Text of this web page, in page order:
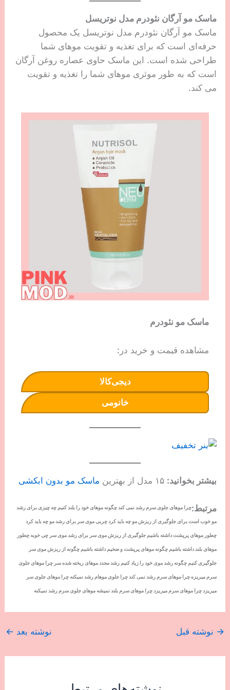
ماسک مو آرگان نئودرم مدل نوتریسل
ماسک مو آرگان نئودرم مدل نوتریسل یک محصول
حرفه‌ای است که برای تغذیه و تقویت موهای شما
طراحی شده است. این ماسک حاوی عصاره روغن آرگان
است که به طور موثری موهای شما را تغذیه و تقویت
می کند.
ماسک مو نئودرم
مشاهده قیمت و خرید در:
دیجی‌کالا
خانومی
بیشتر بخوانید: ۱۵ مدل از بهترین ماسک مو بدون ابکشی
مرتبط:چرا موهای جلوی سرم رشد نمی کند چگونه موهای خود را بلند کنیم چه چیزی برای رشد
مو خوب است برای جلوگیری از ریزش مو چه باید کرد چربی موی سر برای رشد مو چه باید کرد
چطور موهای پرپشت داشته باشیم جلوگیری از ریزش موی سر برای رشد موی سر چی خوبه چطور
موهای بلند داشته باشیم چگونه موهای پرپشت و ضخیم داشته باشیم چگونه از ریزش موی سر
جلوگیری کنیم چگونه رشد موی خود را زیاد کنیم رشد مجدد موهای ریخته شده سر چرا موهای جلوی
سرم میریزه چرا موهای سرم رشد نمی کند چرا جلوی موهام رشد نمیکنه چرا موهای جلوی سر
میریزد چرا موهای سرم میریزد چرا موهای سرم بلند نمیشه موهای جلوی سرم رشد نمیکنه
→ نوشته قبل نوشته بعد ←